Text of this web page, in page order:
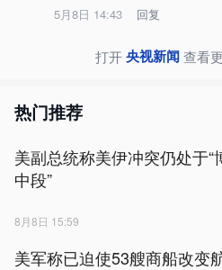
5月8日 14:43 回复
打开央视新闻查看
热门推荐
美副总统称美伊冲突仍处于“
中段”
8月8日 15:59
美军称已迫使53艘商船改变